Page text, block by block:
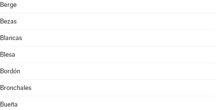
Berge
Bezas
Blancas
Blesa
Bordón
Bronchales
Bueña